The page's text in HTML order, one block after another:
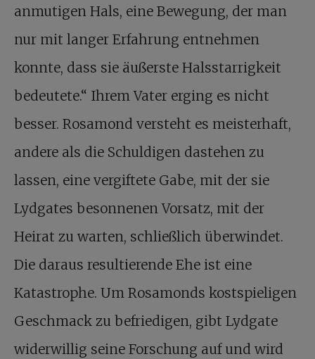
anmutigen Hals, eine Bewegung, der man
nur mit langer Erfahrung entnehmen
konnte, dass sie äußerste Halsstarrigkeit
bedeutete.“ Ihrem Vater erging es nicht
besser. Rosamond versteht es meisterhaft,
andere als die Schuldigen dastehen zu
lassen, eine vergiftete Gabe, mit der sie
Lydgates besonnenen Vorsatz, mit der
Heirat zu warten, schließlich überwindet.
Die daraus resultierende Ehe ist eine
Katastrophe. Um Rosamonds kostspieligen
Geschmack zu befriedigen, gibt Lydgate
widerwillig seine Forschung auf und wird